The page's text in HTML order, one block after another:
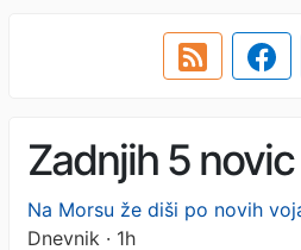
Zadnjih 5 novic
Na Morsu že diši po novih
Dnevnik · 1h